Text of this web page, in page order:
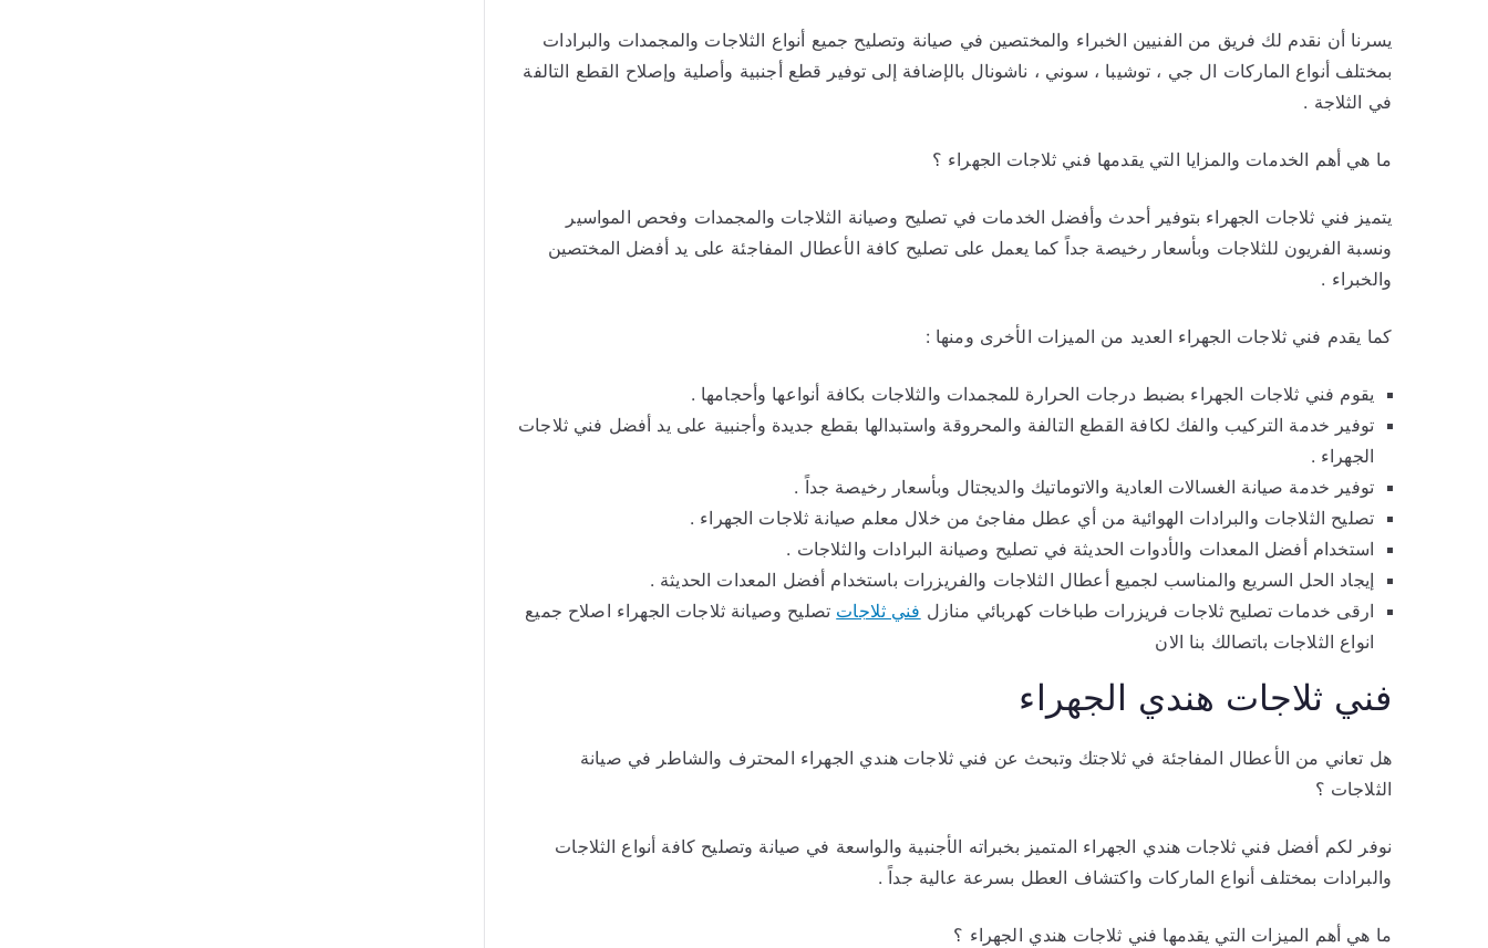
يسرنا أن نقدم لك فريق من الفنيين الخبراء والمختصين في صيانة وتصليح جميع أنواع الثلاجات والمجمدات والبرادات
بمختلف أنواع الماركات ال جي ، توشيبا ، سوني ، ناشونال بالإضافة إلى توفير قطع أجنبية وأصلية وإصلاح القطع التالفة
في الثلاجة .
ما هي أهم الخدمات والمزايا التي يقدمها فني ثلاجات الجهراء ؟
يتميز فني ثلاجات الجهراء بتوفير أحدث وأفضل الخدمات في تصليح وصيانة الثلاجات والمجمدات وفحص المواسير
ونسبة الفريون للثلاجات وبأسعار رخيصة جداً كما يعمل على تصليح كافة الأعطال المفاجئة على يد أفضل المختصين
والخبراء .
كما يقدم فني ثلاجات الجهراء العديد من الميزات الأخرى ومنها :
يقوم فني ثلاجات الجهراء بضبط درجات الحرارة للمجمدات والثلاجات بكافة أنواعها وأحجامها .
توفير خدمة التركيب والفك لكافة القطع التالفة والمحروقة واستبدالها بقطع جديدة وأجنبية على يد أفضل فني ثلاجات
الجهراء .
توفير خدمة صيانة الغسالات العادية والاتوماتيك والديجتال وبأسعار رخيصة جداً .
تصليح الثلاجات والبرادات الهوائية من أي عطل مفاجئ من خلال معلم صيانة ثلاجات الجهراء .
استخدام أفضل المعدات والأدوات الحديثة في تصليح وصيانة البرادات والثلاجات .
إيجاد الحل السريع والمناسب لجميع أعطال الثلاجات والفريزرات باستخدام أفضل المعدات الحديثة .
ارقى خدمات تصليح ثلاجات فريزرات طباخات كهربائي منازل فني ثلاجات تصليح وصيانة ثلاجات الجهراء اصلاح جميع
انواع الثلاجات باتصالك بنا الان
فني ثلاجات هندي الجهراء
هل تعاني من الأعطال المفاجئة في ثلاجتك وتبحث عن فني ثلاجات هندي الجهراء المحترف والشاطر في صيانة
الثلاجات ؟
نوفر لكم أفضل فني ثلاجات هندي الجهراء المتميز بخبراته الأجنبية والواسعة في صيانة وتصليح كافة أنواع الثلاجات
والبرادات بمختلف أنواع الماركات واكتشاف العطل بسرعة عالية جداً .
ما هي أهم الميزات التي يقدمها فني ثلاجات هندي الجهراء ؟